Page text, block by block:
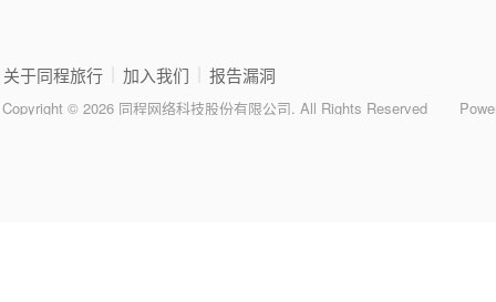
关于同程旅行 加入我们 报告漏洞
Copyright © 2026 同程网络科技股份有限公司. All Rights Reserved